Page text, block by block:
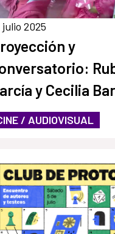
julio 2025
y
y Cecilia
/ AUDIOVISUAL